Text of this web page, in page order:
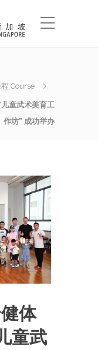
Course
童武术美育工
作坊” 成功举办
体
童武